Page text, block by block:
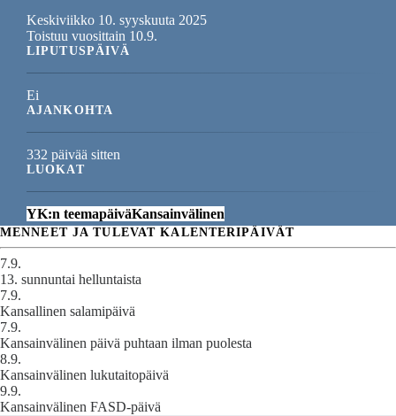
Keskiviikko 10. syyskuuta 2025
Toistuu vuosittain 10.9.
LIPUTUSPÄIVÄ
Ei
AJANKOHTA
332 päivää sitten
LUOKAT
YK:n teemapäiväKansainvälinen
MENNEET JA TULEVAT KALENTERIPÄIVÄT
7.9.
13. sunnuntai helluntaista
7.9.
Kansallinen salamipäivä
7.9.
Kansainvälinen päivä puhtaan ilman puolesta
8.9.
Kansainvälinen lukutaitopäivä
9.9.
Kansainvälinen FASD-päivä